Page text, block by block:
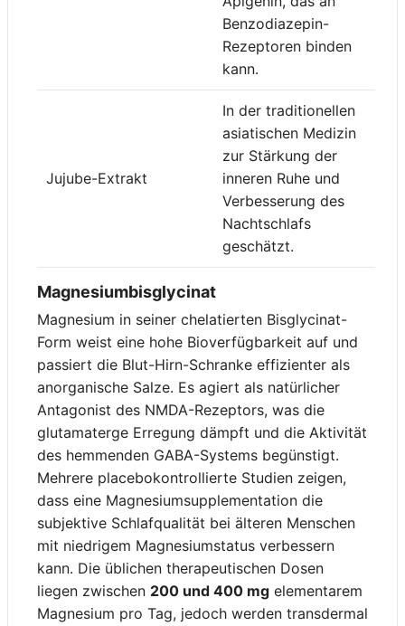
Benzodiazepin-
Rezeptoren binden
kann.
Jujube-Extrakt
In der traditionellen
asiatischen Medizin
zur Stärkung der
inneren Ruhe und
Verbesserung des
Nachtschlafs
geschätzt.
Magnesiumbisglycinat
Magnesium in seiner chelatierten Bisglycinat-
Form weist eine hohe Bioverfügbarkeit auf und
passiert die Blut-Hirn-Schranke effizienter als
anorganische Salze. Es agiert als natürlicher
Antagonist des NMDA-Rezeptors, was die
glutamaterge Erregung dämpft und die Aktivität
des hemmenden GABA-Systems begünstigt.
Mehrere placebokontrollierte Studien zeigen,
dass eine Magnesiumsupplementation die
subjektive Schlafqualität bei älteren Menschen
mit niedrigem Magnesiumstatus verbessern
kann. Die üblichen therapeutischen Dosen
liegen zwischen 200 und 400 mg elementarem
Magnesium pro Tag, jedoch werden transdermal